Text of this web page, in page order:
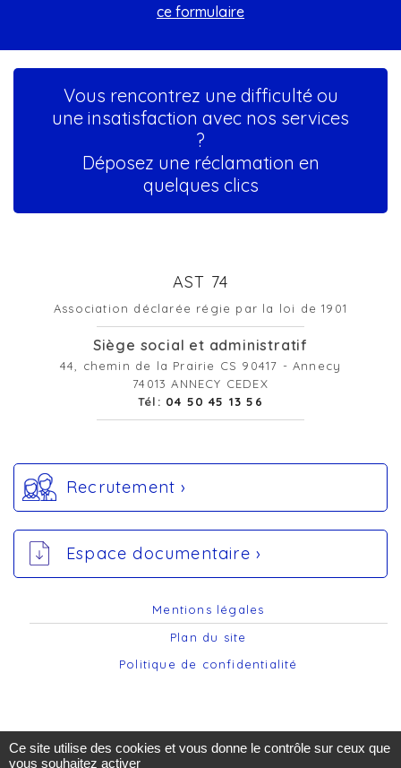
ce formulaire
Vous rencontrez une difficulté ou
une insatisfaction avec nos services
?
Déposez une réclamation en
quelques clics
AST 74
Association déclarée régie par la loi de 1901
Siège social et administratif
44, chemin de la Prairie CS 90417 - Annecy
74013 ANNECY CEDEX
Tél: 04 50 45 13 56
Recrutement ›
Espace documentaire ›
Mentions légales
Plan du site
Politique de confidentialité
Ce site utilise des cookies et vous donne le contrôle sur ceux que
vous souhaitez activer